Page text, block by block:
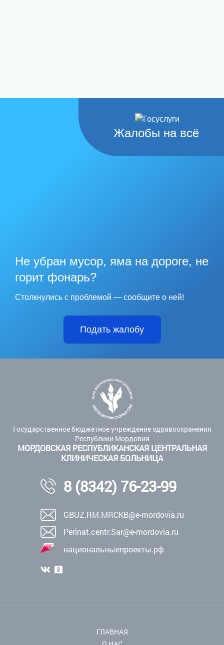
Жалобы на всё
Не убран мусор, яма на дороге, не
горит фонарь?
Столкнулись с проблемой — сообщите о ней!
Подать жалобу
Государственное бюджетное учреждение здравоохранения
Республики Мордовия
МОРДОВСКАЯ РЕСПУБЛИКАНСКАЯ ЦЕНТРАЛЬНАЯ
КЛИНИЧЕСКАЯ БОЛЬНИЦА
8 (8342) 76-23-99
GBUZ.RM.MRCKB@e-mordovia.ru
Perinat.centr.Sar@e-mordovia.ru
национальныепроекты.рф
ГЛАВНАЯ